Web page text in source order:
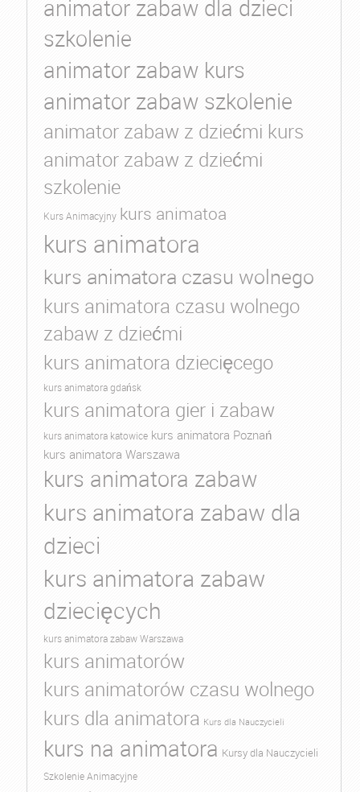
animator zabaw dla dzieci
szkolenie
animator zabaw kurs
animator zabaw szkolenie
animator zabaw z dziećmi kurs
animator zabaw z dziećmi
szkolenie
Kurs Animacyjny kurs animatoa
kurs animatora
kurs animatora czasu wolnego
kurs animatora czasu wolnego
zabaw z dziećmi
kurs animatora dziecięcego
kurs animatora gdańsk
kurs animatora gier i zabaw
kurs animatora katowice kurs animatora Poznań
kurs animatora Warszawa
kurs animatora zabaw
kurs animatora zabaw dla
dzieci
kurs animatora zabaw
dziecięcych
kurs animatora zabaw Warszawa
kurs animatorów
kurs animatorów czasu wolnego
kurs dla animatora Kurs dla Nauczycieli
kurs na animatora Kursy dla Nauczycieli
Szkolenie Animacyjne